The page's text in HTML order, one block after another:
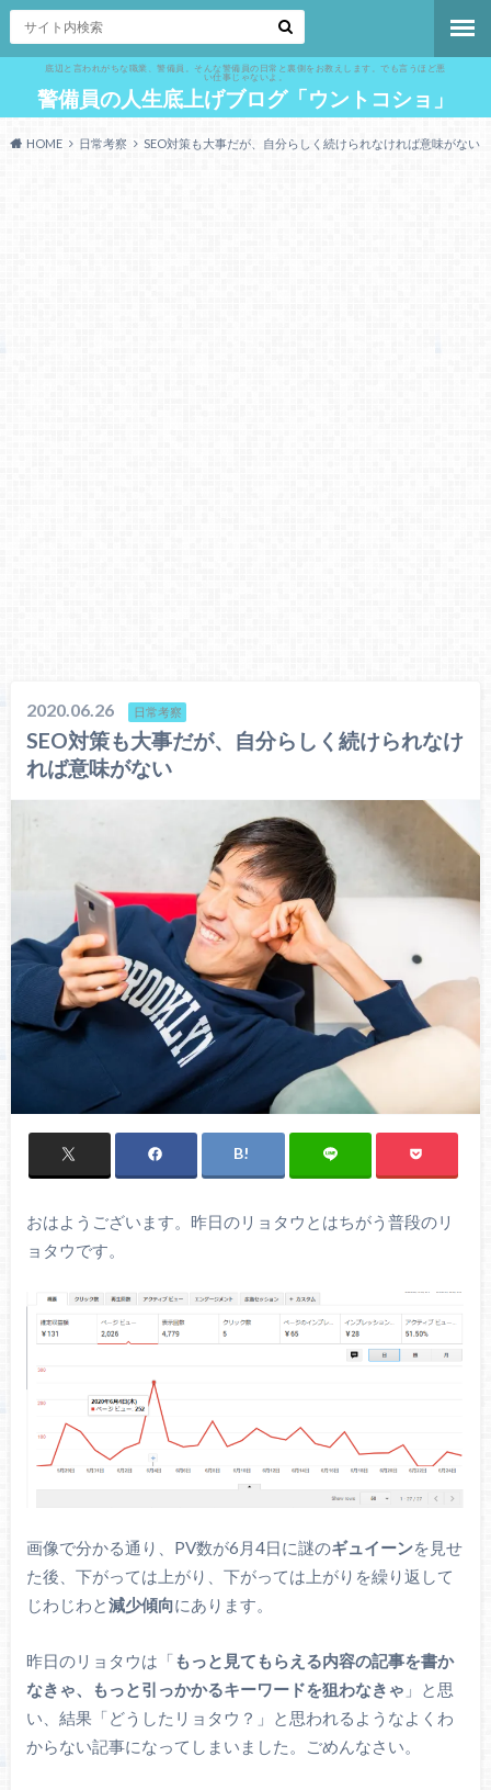
底辺と言われがちな職業、警備員。そんな警備員の日常と裏側をお教えします。でも言うほど悪
い仕事じゃないよ。
警備員の人生底上げブログ「ウントコショ」
HOME 日常考察 SEO対策も大事だが、自分らしく続けられなければ意味がない
2020.06.26 日常考察
SEO対策も大事だが、自分らしく続けられなけ
れば意味がない
おはようございます。昨日のリョタウとはちがう普段のリ
ョタウです。
画像で分かる通り、PV数が6月4日に謎のギュイーンを見せ
た後、下がっては上がり、下がっては上がりを繰り返して
じわじわと減少傾向にあります。
昨日のリョタウは「 もっと見てもらえる内容の記事を書か
なきゃ、もっと引っかかるキーワードを狙わなきゃ 」と思
い、結果「どうしたリョタウ？」と思われるようなよくわ
からない記事になってしまいました。ごめんなさい。